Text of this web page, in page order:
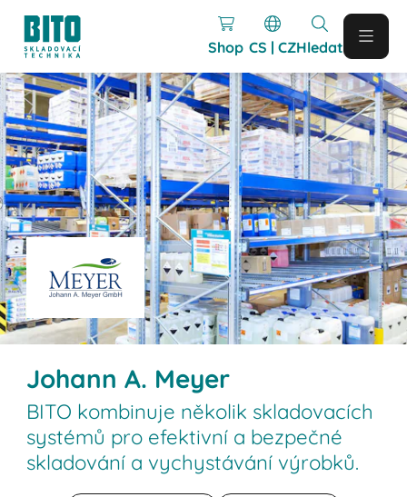
Shop CS | CZHledat
Johann A. Meyer
BITO kombinuje několik skladovacích
systémů pro efektivní a bezpečné
skladování a vychystávání výrobků.